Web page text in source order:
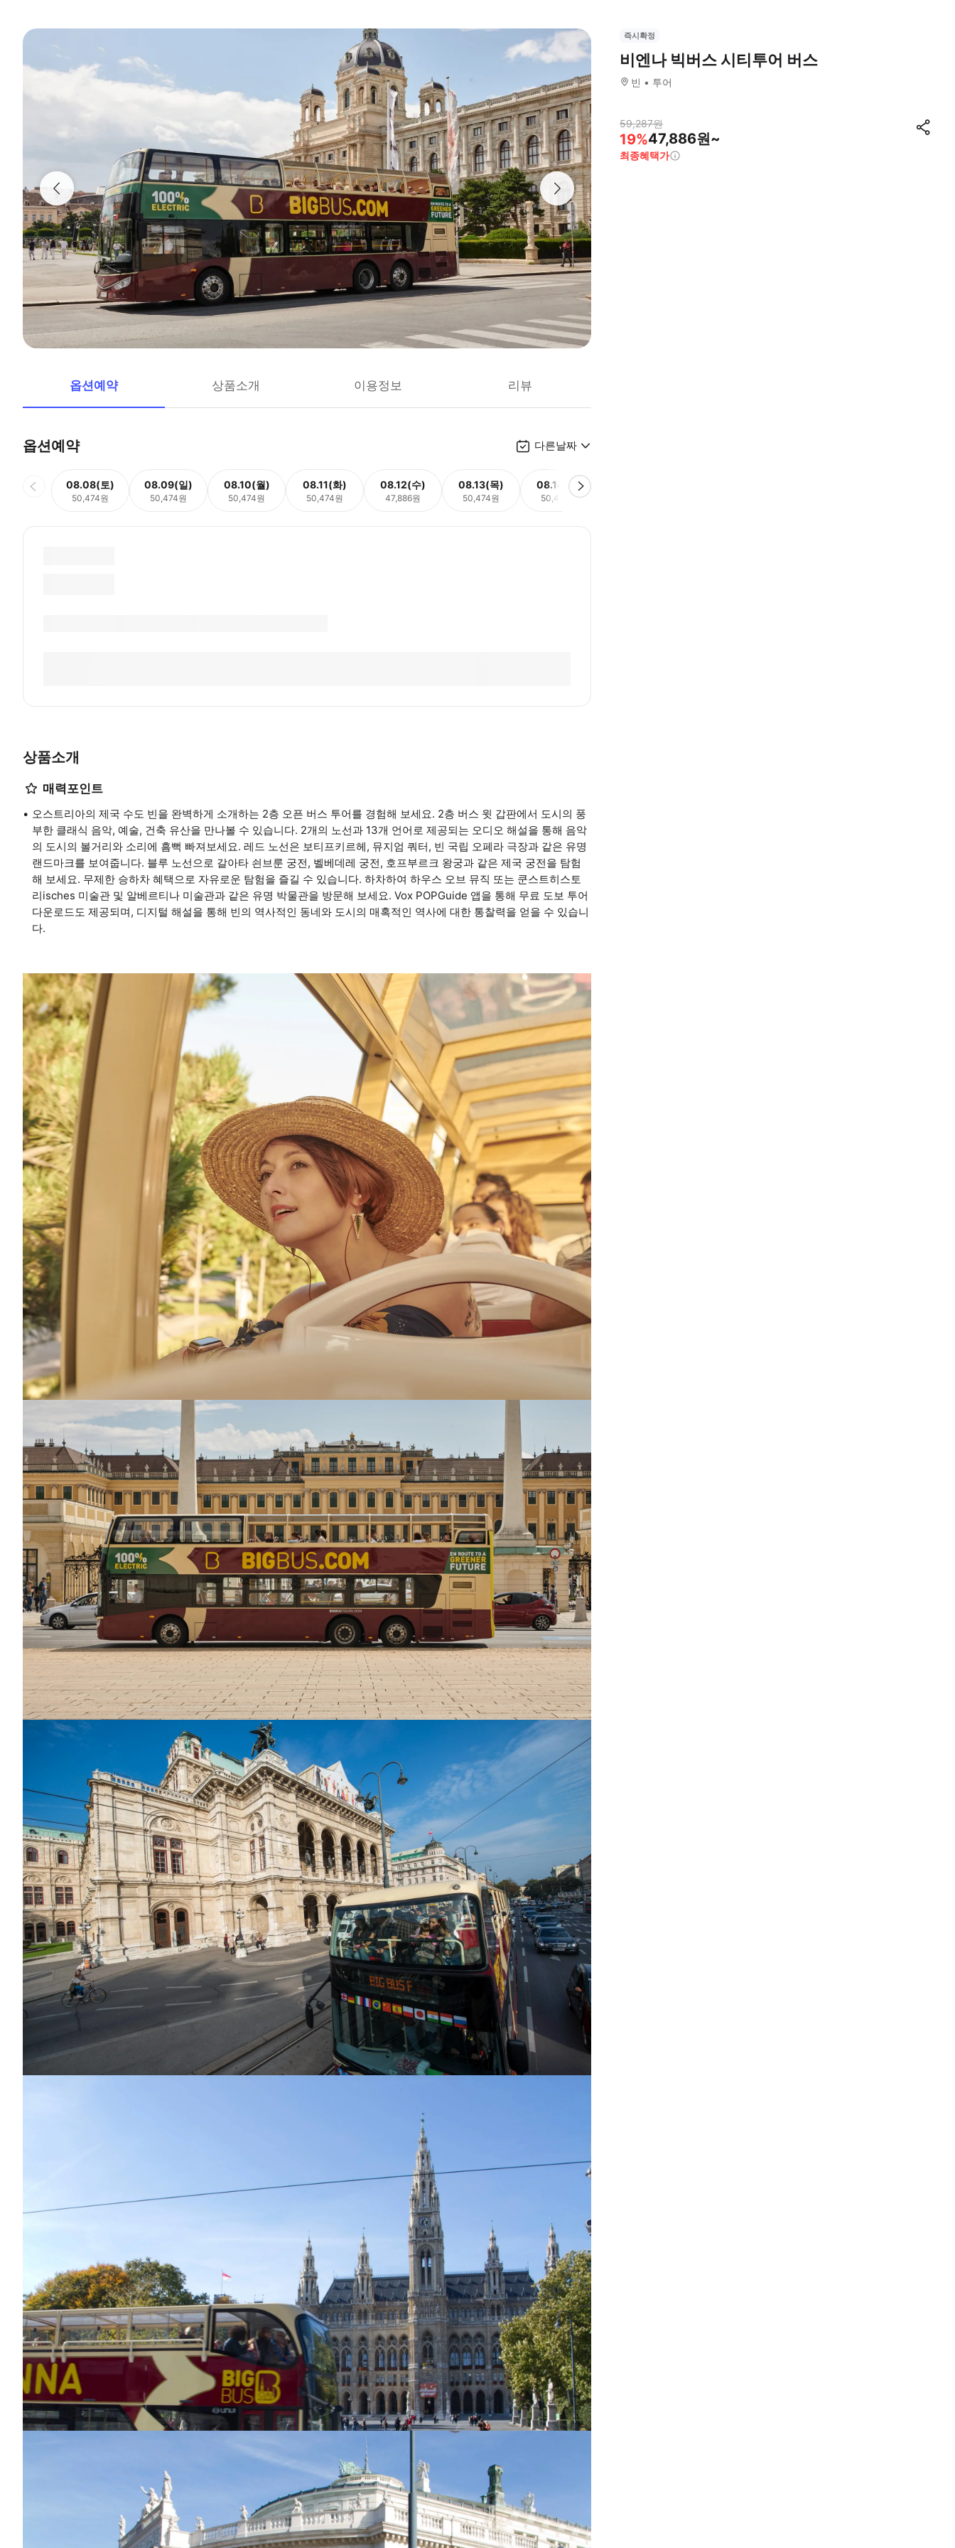
옵션예약 상품소개 이용정보 리뷰
옵션예약 다른날짜
08.08(토)
50,474원
08.09(일)
50,474원
08.10(월)
50,474원
08.11(화)
50,474원
08.12(수)
47,886원
08.13(목)
50,474원
08.14(금)
50,474원
상품소개
매력포인트
오스트리아의 제국 수도 빈을 완벽하게 소개하는 2층 오픈 버스 투어를 경험해 보세요. 2층 버스 윗 갑판에서 도시의 풍
부한 클래식 음악, 예술, 건축 유산을 만나볼 수 있습니다. 2개의 노선과 13개 언어로 제공되는 오디오 해설을 통해 음악
의 도시의 볼거리와 소리에 흠뻑 빠져보세요. 레드 노선은 보티프키르헤, 뮤지엄 쿼터, 빈 국립 오페라 극장과 같은 유명
랜드마크를 보여줍니다. 블루 노선으로 갈아타 쇤브룬 궁전, 벨베데레 궁전, 호프부르크 왕궁과 같은 제국 궁전을 탐험
해 보세요. 무제한 승하차 혜택으로 자유로운 탐험을 즐길 수 있습니다. 하차하여 하우스 오브 뮤직 또는 쿤스트히스토
리isches 미술관 및 알베르티나 미술관과 같은 유명 박물관을 방문해 보세요. Vox POPGuide 앱을 통해 무료 도보 투어
다운로드도 제공되며, 디지털 해설을 통해 빈의 역사적인 동네와 도시의 매혹적인 역사에 대한 통찰력을 얻을 수 있습니
다.
즉시확정
비엔나 빅버스 시티투어 버스
빈 투어
59,287원
19%47,886원~
최종혜택가